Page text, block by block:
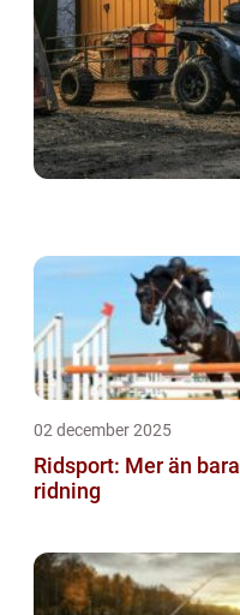
02 december 2025
Ridsport: Mer än bara
ridning